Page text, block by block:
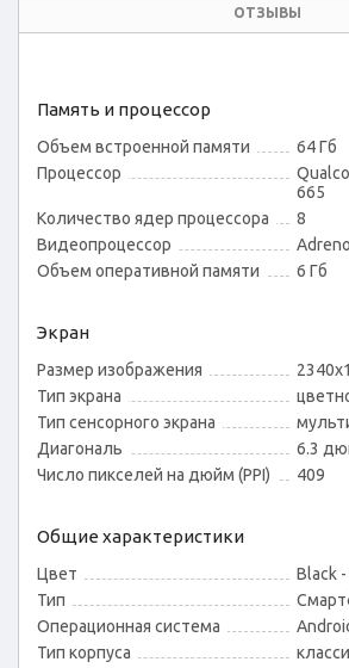
ОТЗЫВЫ
Память и процессор
Объем встроенной памяти
64 Гб
Процессор
665
Количество ядер процессора
8
Видеопроцессор
Объем оперативной памяти
6 Гб
Экран
Размер изображения
Тип экрана
Тип сенсорного экрана
Диагональ
6.3
Число пикселей на дюйм (PPI)
409
Общие характеристики
Цвет
Black
Тип
Операционная система
Тип корпуса